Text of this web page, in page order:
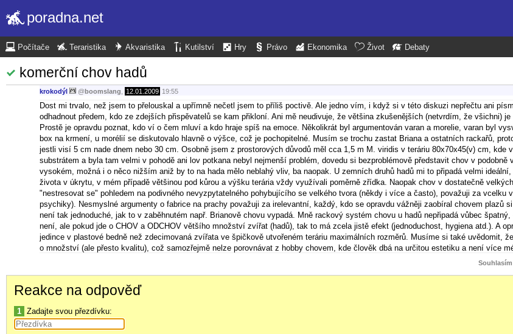
poradna.net
Počítače Teraristika Akvaristika Kutilství Hry Právo Ekonomika Život Debaty
komerční chov hadů
krokodýl @boomslang 12.01.2009 19:55
Dost mi trvalo, než jsem to přelouskal a upřímně nečetl jsem to příliš poctivě. Ale jedno vím, i když si v této diskuzi nepřečtu ani
odhadnout předem, kdo ze zdejších přispěvatelů se kam přikloní. Ani mě neudivuje, že většina zkušenějších (netvrdím, že všichni) je
Prostě je opravdu poznat, kdo ví o čem mluví a kdo hraje spíš na emoce. Několikrát byl argumentován varan a morelie, varan byl
box na krmení, u morélií se diskutovalo hlavně o výšce, což je pochopitelné. Musím se trochu zastat Briana a ostatních rackařů,
jestli visí 5 cm nade dnem nebo 30 cm. Osobně jsem z prostorových důvodů měl cca 1,5 m M. viridis v teráriu 80x70x45(v) cm, kde
substrátem a byla tam velmi v pohodě ani lov potkana nebyl nejmenší problém, dovedu si bezproblémově představit chov v podobně
vysokém, možná i o něco nižším aniž by to na hada mělo neblahý vliv, ba naopak. U zemních druhů hadů mi to připadá velmi
života v úkrytu, v mém případě většinou pod kůrou a výšku terária vždy využívali poměrně zřídka. Naopak chov v dostatečně
"nestresovat se" pohledem na podivného nevyzpytatelného pohybujícího se velkého tvora (někdy i více a často), považuji za vcelku
psychiky). Nesmyslné argumenty o fabrice na prachy považuji za irelevantní, každý, kdo se opravdu vážněji zaobíral chovem plazů
není tak jednoduché, jak to v zaběhnutém např. Brianově chovu vypadá. Mně rackový systém chovu u hadů nepřipadá vůbec
není, ale pokud jde o CHOV a ODCHOV většího množství zvířat (hadů), tak to má zcela jistě efekt (jednoduchost, hygiena atd.). A
jedince v plastové bedně než zdecimovaná zvířata ve špičkově utvořeném teráriu maximálních rozměrů. Musíme si také uvědomit,
o množství (ale přesto kvalitu), což samozřejmě nelze porovnávat z hobby chovem, kde člověk dbá na určitou estetiku a není více
Souhlasím
Reakce na odpověď
1 Zadajte svou přezdívku: